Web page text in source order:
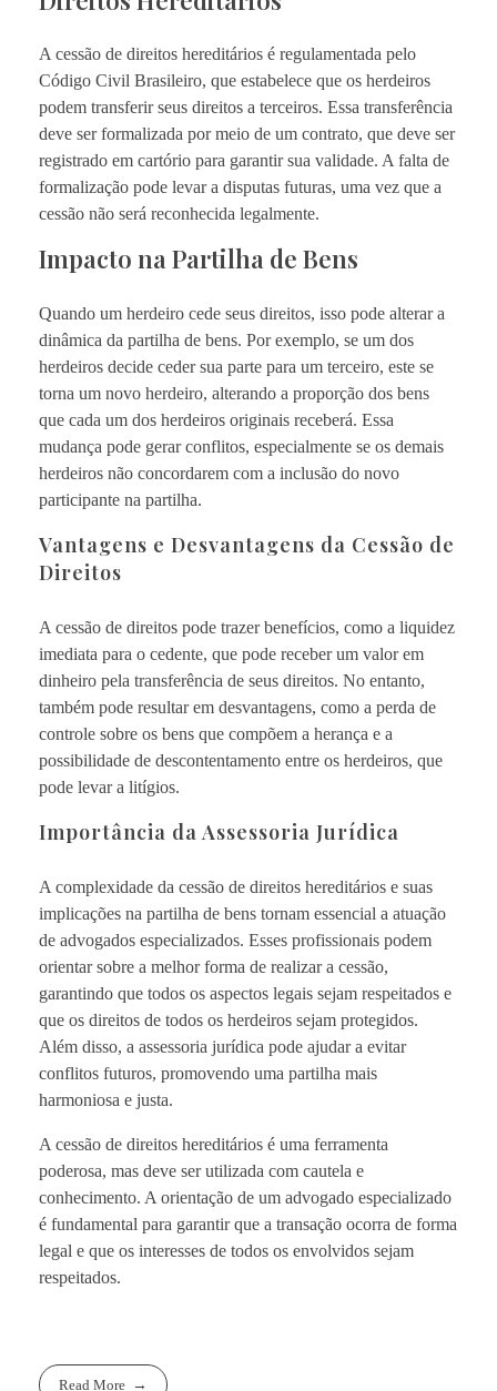
A cessão de direitos hereditários é regulamentada pelo
Código Civil Brasileiro, que estabelece que os herdeiros
podem transferir seus direitos a terceiros. Essa transferência
deve ser formalizada por meio de um contrato, que deve ser
registrado em cartório para garantir sua validade. A falta de
formalização pode levar a disputas futuras, uma vez que a
cessão não será reconhecida legalmente.
Impacto na Partilha de Bens
Quando um herdeiro cede seus direitos, isso pode alterar a
dinâmica da partilha de bens. Por exemplo, se um dos
herdeiros decide ceder sua parte para um terceiro, este se
torna um novo herdeiro, alterando a proporção dos bens
que cada um dos herdeiros originais receberá. Essa
mudança pode gerar conflitos, especialmente se os demais
herdeiros não concordarem com a inclusão do novo
participante na partilha.
Vantagens e Desvantagens da Cessão de
Direitos
A cessão de direitos pode trazer benefícios, como a liquidez
imediata para o cedente, que pode receber um valor em
dinheiro pela transferência de seus direitos. No entanto,
também pode resultar em desvantagens, como a perda de
controle sobre os bens que compõem a herança e a
possibilidade de descontentamento entre os herdeiros, que
pode levar a litígios.
Importância da Assessoria Jurídica
A complexidade da cessão de direitos hereditários e suas
implicações na partilha de bens tornam essencial a atuação
de advogados especializados. Esses profissionais podem
orientar sobre a melhor forma de realizar a cessão,
garantindo que todos os aspectos legais sejam respeitados e
que os direitos de todos os herdeiros sejam protegidos.
Além disso, a assessoria jurídica pode ajudar a evitar
conflitos futuros, promovendo uma partilha mais
harmoniosa e justa.
A cessão de direitos hereditários é uma ferramenta
poderosa, mas deve ser utilizada com cautela e
conhecimento. A orientação de um advogado especializado
é fundamental para garantir que a transação ocorra de forma
legal e que os interesses de todos os envolvidos sejam
respeitados.
Read More